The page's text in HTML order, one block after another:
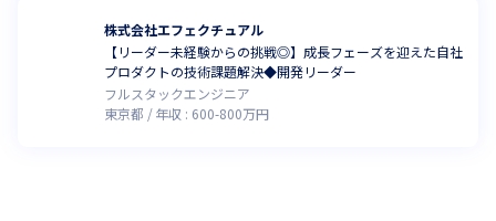
株式会社エフェクチュアル
【リーダー未経験からの挑戦◎】成長フェーズを迎えた自社
プロダクトの技術課題解決◆開発リーダー
フルスタックエンジニア
東京都
年収 : 600-800万円